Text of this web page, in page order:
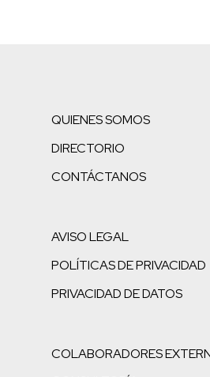
QUIENES SOMOS
DIRECTORIO
CONTÁCTANOS
AVISO LEGAL
POLÍTICAS DE PRIVACIDAD
PRIVACIDAD DE DATOS
COLABORADORES